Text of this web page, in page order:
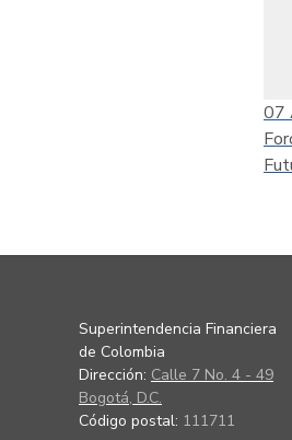
07
Superintendencia Financiera
de Colombia
Dirección: Calle 7 No. 4 - 49
Bogotá, D.C.
Código postal: 111711